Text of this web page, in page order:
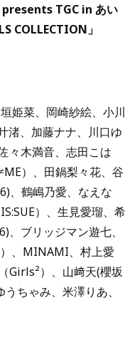
TGC in あい
COLLECTION」
姫菜、岡崎紗絵、⼩川
渚、加藤ナナ、川⼝ゆ
々⽊満⾳、志⽥こは
）、⽥鍋梨々花、⾕
、鶴嶋乃愛、なえな
）、⽣⾒愛瑠、希
ブリッジマン遊七、
、MINAMI、村上愛
Girls²）、⼭﨑天(櫻坂
ちゃみ、⽶澤りあ、